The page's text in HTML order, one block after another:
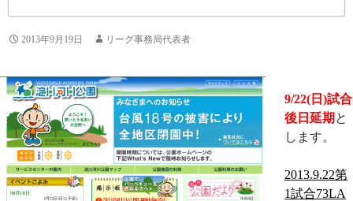
2013年9月19日 リーグ事務局代表者
9/22(日)試合
後日延期 と
します。
2013.9.22第
1試合73LA